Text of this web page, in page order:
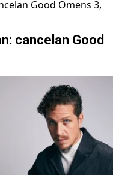
cancelan Good